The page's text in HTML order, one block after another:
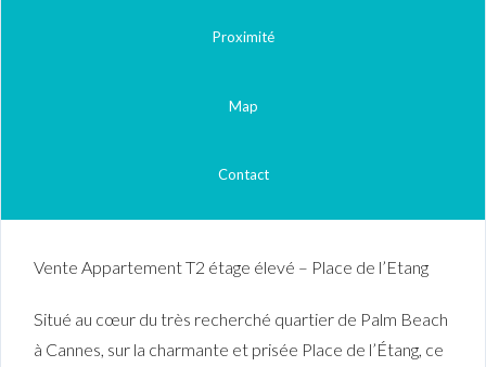
Proximité
Map
Contact
Vente Appartement T2 étage élevé – Place de l’Etang
Situé au cœur du très recherché quartier de Palm Beach
à Cannes, sur la charmante et prisée Place de l’Étang, ce